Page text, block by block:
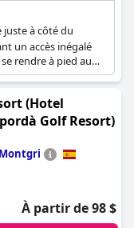
juste à côté du
un accès inégalé
rendre à pied au
Le complexe
golf complets.
(Hotel
Golf Resort)
À partir de 98 $